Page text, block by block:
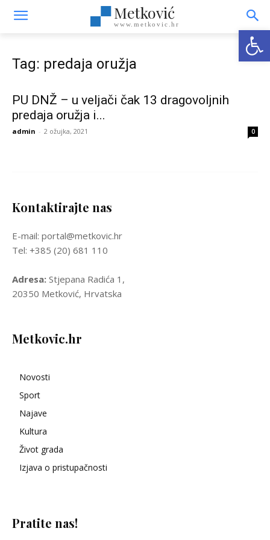
Metković
www.metkovic.hr
Tag: predaja oružja
PU DNŽ – u veljači čak 13 dragovoljnih
predaja oružja i...
admin - 2 ožujka, 2021 0
Kontaktirajte nas
E-mail: portal@metkovic.hr
Tel: +385 (20) 681 110
Adresa: Stjepana Radića 1,
20350 Metković, Hrvatska
Metkovic.hr
Novosti
Sport
Najave
Kultura
Život grada
Izjava o pristupačnosti
Pratite nas!